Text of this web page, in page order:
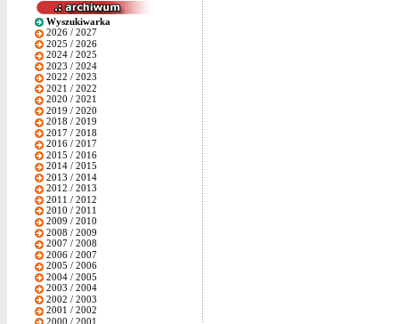
Wyszukiwarka
2026 / 2027
2025 / 2026
2024 / 2025
2023 / 2024
2022 / 2023
2021 / 2022
2020 / 2021
2019 / 2020
2018 / 2019
2017 / 2018
2016 / 2017
2015 / 2016
2014 / 2015
2013 / 2014
2012 / 2013
2011 / 2012
2010 / 2011
2009 / 2010
2008 / 2009
2007 / 2008
2006 / 2007
2005 / 2006
2004 / 2005
2003 / 2004
2002 / 2003
2001 / 2002
2000 / 2001